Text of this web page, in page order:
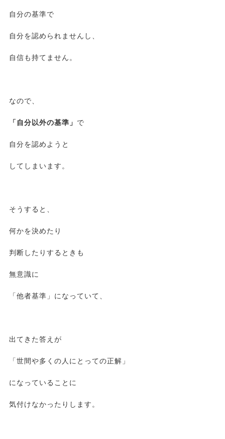
自分の基準で
自分を認められませんし、
自信も持てません。
なので、
「自分以外の基準」 で
自分を認めようと
してしまいます。
そうすると、
何かを決めたり
判断したりするときも
無意識に
「他者基準」になっていて、
出てきた答えが
「世間や多くの人にとっての正解」
になっていることに
気付けなかったりします。